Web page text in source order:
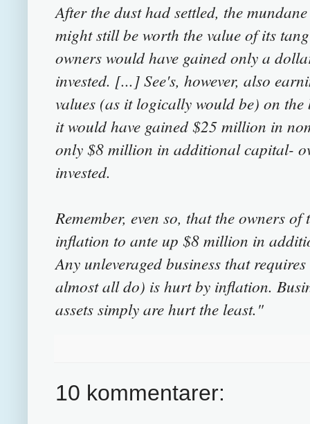
After the dust had settled, the
might still be worth the value of its
owners would have gained only a
invested. [...] See's, however, also
values (as it logically would be) on
it would have gained $25 million in
only $8 million in additional capital-
invested.
Remember, even so, that the owners
inflation to ante up $8 million in
Any unleveraged business that
almost all do) is hurt by inflation.
assets simply are hurt the least."
10 kommentarer: